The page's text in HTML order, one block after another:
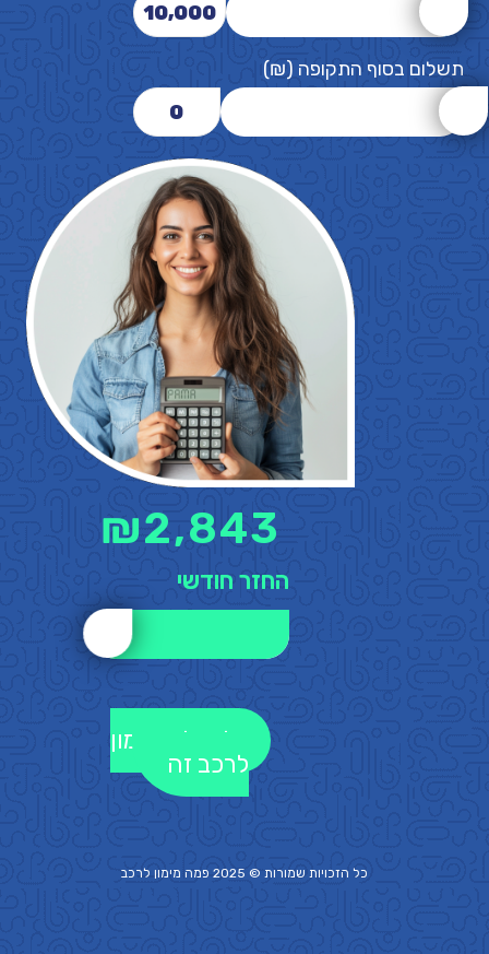
10,000
תשלום בסוף התקופה (₪)
0
2,843
₪
החזר חודשי
לקבלת מימון
לרכב זה
כל הזכויות שמורות © 2025 פמה מימון לרכב